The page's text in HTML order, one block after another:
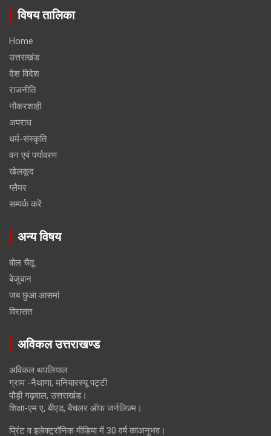
विषय तालिका
Home
उत्तराखंड
देश विदेश
राजनीति
नौकरशाही
अपराध
धर्म-संस्कृति
वन एवं पर्यावरण
खेलकूद
ग्लैमर
सम्पर्क करें
अन्य विषय
बोल चैतू
बेजुबान
जब छुआ आसमां
विरासत
अविकल उत्तराखण्ड
अविकल थपलियाल
ग्राम -नैथाणा, मनियारस्यू पट्टी
पौड़ी गढ़वाल, उत्तराखंड।
शिक्षा-एम ए, बीएड, बैचलर ऑफ जर्नलिज़्म।
प्रिंट व इलेक्ट्रॉनिक मीडिया में 30 वर्ष काअनुभव।